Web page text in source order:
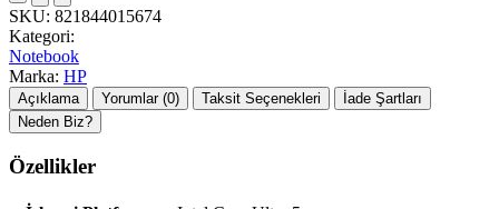
SKU: 821844015674
Kategori:
Notebook
Marka: HP
Açıklama Yorumlar (0) Taksit Seçenekleri
İade Şartları
Neden Biz?
Özellikler